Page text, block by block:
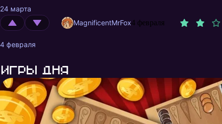
24 марта
MagnificentMrFox4 февраля
4 февраля
Игры дня